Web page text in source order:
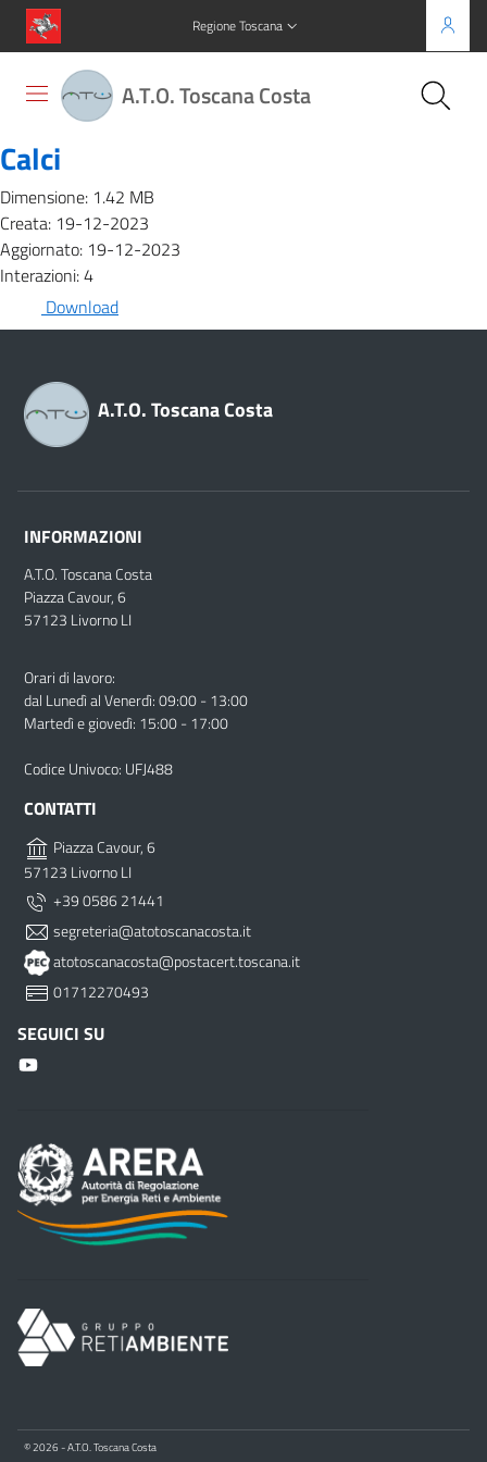
Regione Toscana
A.T.O. Toscana Costa
Calci
Dimensione: 1.42 MB
Creata: 19-12-2023
Aggiornato: 19-12-2023
Interazioni: 4
Download
A.T.O. Toscana Costa
INFORMAZIONI
A.T.O. Toscana Costa
Piazza Cavour, 6
57123 Livorno LI
Orari di lavoro:
dal Lunedì al Venerdì: 09:00 - 13:00
Martedì e giovedì: 15:00 - 17:00
Codice Univoco: UFJ488
CONTATTI
Piazza Cavour, 6
57123 Livorno LI
+39 0586 21441
segreteria@atotoscanacosta.it
atotoscanacosta@postacert.toscana.it
01712270493
SEGUICI SU
© 2026 - A.T.O. Toscana Costa